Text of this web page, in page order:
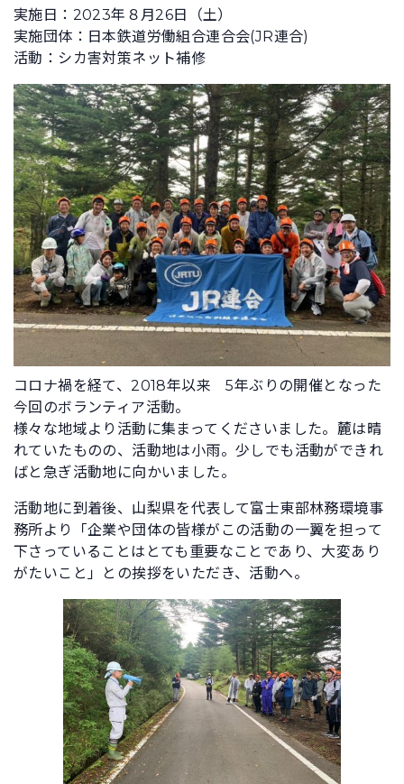
実施日：2023年８月26日（土）
実施団体：日本鉄道労働組合連合会(JR連合)
活動：シカ害対策ネット補修
コロナ禍を経て、2018年以来 5年ぶりの開催となった
今回のボランティア活動。
様々な地域より活動に集まってくださいました。麓は晴
れていたものの、活動地は小雨。少しでも活動ができれ
ばと急ぎ活動地に向かいました。
活動地に到着後、山梨県を代表して富士東部林務環境事
務所より「企業や団体の皆様がこの活動の一翼を担って
下さっていることはとても重要なことであり、大変あり
がたいこと」との挨拶をいただき、活動へ。